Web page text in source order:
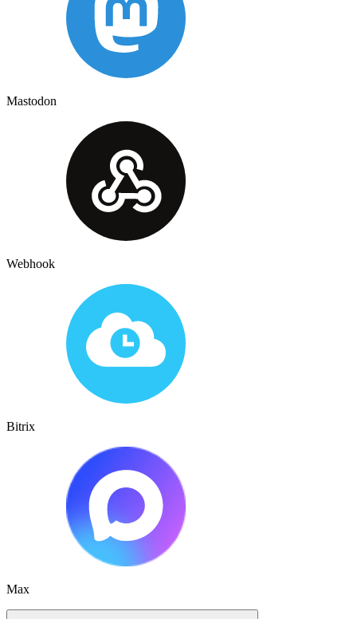
Mastodon
Webhook
Bitrix
Max